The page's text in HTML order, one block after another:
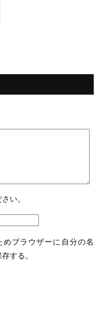
い。
ブラウザーに自分の名
する。